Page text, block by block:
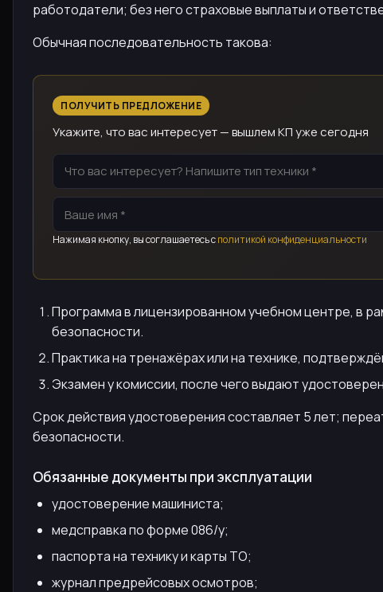
работодатели; без него страховые выплаты и
Обычная последовательность такова:
ПОЛУЧИТЬ ПРЕДЛОЖЕНИЕ
Укажите, что вас интересует — вышлем КП уже сегодня
Нажимая кнопку, вы соглашаетесь сполитикой конфиденциальности
Программа в лицензированном учебном центре, в
безопасности.
Практика на тренажёрах или на технике,
Экзамен у комиссии, после чего выдают
Срок действия удостоверения составляет 5 лет;
безопасности.
Обязанные документы при эксплуатации
удостоверение машиниста;
медсправка по форме 086/у;
паспорта на технику и карты ТО;
журнал предрейсовых осмотров;